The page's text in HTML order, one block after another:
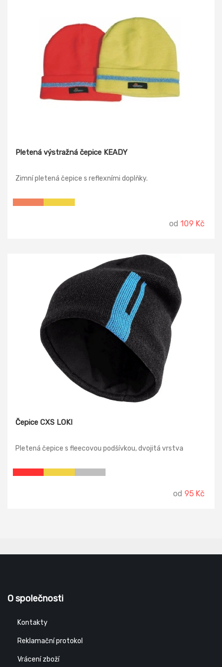
Pletená výstražná čepice KEADY
Zimní pletená čepice s reflexními doplňky.
od 109 Kč
Čepice CXS LOKI
Pletená čepice s fleecovou podšívkou, dvojitá vrstva
od 95 Kč
O společnosti
Kontakty
Reklamační protokol
Vrácení zboží